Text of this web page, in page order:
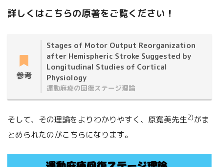
詳しくはこちらの原著をご覧ください！
参考
Stages of Motor Output Reorganization
after Hemispheric Stroke Suggested by
Longitudinal Studies of Cortical
Physiology
運動麻痺の回復ステージ理論
そして、その理論をよりわかりやすく、原寛美先生2)がま
とめられたのがこちらになります。